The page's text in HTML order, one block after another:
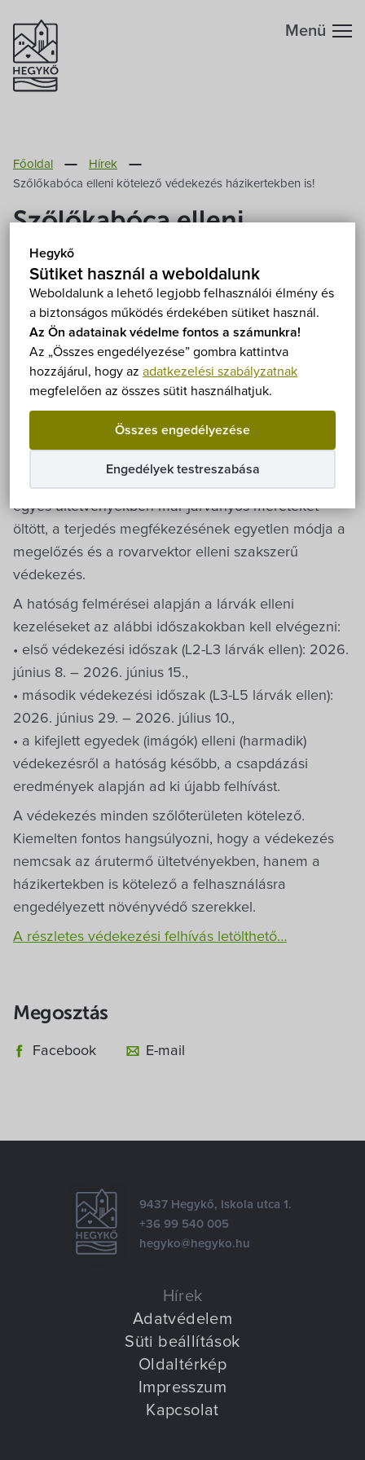
Hegykő
Sütiket használ a weboldalunk
Weboldalunk a lehető legjobb felhasználói élmény és
a biztonságos működés érdekében sütiket használ.
Az Ön adatainak védelme fontos a számunkra!
Az „Összes engedélyezése” gombra kattintva
hozzájárul, hogy az adatkezelési szabályzatnak
megfelelően az összes sütit használhatjuk.
Összes engedélyezése
Engedélyek testreszabása
Megközelítés
Fontos telefonszámok
Földrajzi adottság
Éghajlat
Hegykő történelme
Szabadidő
Éttermek
Programok
Önkormányzat
Hírek
Képviselő-testület
Választási információk
Közoktatási Intézmények
Egyesületek, alapítványok
Villa Igku Kft.
Közérdekű adatok
Menü
Főoldal
Hírek
Szőlőkabóca elleni kötelező védekezés házikertekben is!
Szőlőkabóca elleni
kötelező védekezés
házikertekben is!
2026. Június 3.
Az amerikai szőlőkabóca (Scaphoideus titanus)
önmagában is kártevő, de az igazi veszélyt az
jelenti, hogy terjeszti a szőlő aranyszínű sárgaság
(FD) betegségét okozó fitoplazmát. Ez a betegség
jelenlegi ismereteink szerint gyógyíthatatlan, és a
egyes ültetvényekben már járványos méreteket
öltött, a terjedés megfékezésének egyetlen módja a
megelőzés és a rovarvektor elleni szakszerű
védekezés.
A hatóság felmérései alapján a lárvák elleni
kezeléseket az alábbi időszakokban kell elvégezni:
• első védekezési időszak (L2-L3 lárvák ellen): 2026.
június 8. – 2026. június 15.,
• második védekezési időszak (L3-L5 lárvák ellen):
2026. június 29. – 2026. július 10.,
• a kifejlett egyedek (imágók) elleni (harmadik)
védekezésről a hatóság később, a csapdázási
eredmények alapján ad ki újabb felhívást.
A védekezés minden szőlőterületen kötelező.
Kiemelten fontos hangsúlyozni, hogy a védekezés
nemcsak az árutermő ültetvényekben, hanem a
házikertekben is kötelező a felhasználásra
engedélyezett növényvédő szerekkel.
A részletes védekezési felhívás letölthető…
Megosztás
Facebook E-mail
9437 Hegykő, Iskola utca 1.
+36 99 540 005
hegyko@hegyko.hu
Hírek
Adatvédelem
Süti beállítások
Oldaltérkép
Impresszum
Kapcsolat